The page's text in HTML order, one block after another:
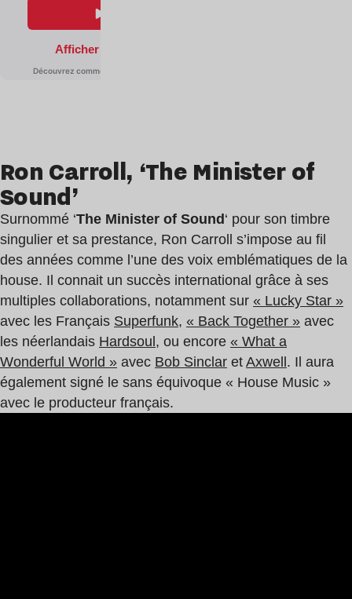
Ron Carroll, ‘The Minister of
Sound’
Surnommé ‘The Minister of Sound ‘ pour son timbre
singulier et sa prestance, Ron Carroll s’impose au fil
des années comme l’une des voix emblématiques de la
house. Il connait un succès international grâce à ses
multiples collaborations, notamment sur « Lucky Star »
avec les Français Superfunk, « Back Together » avec
les néerlandais Hardsoul , ou encore « What a
Wonderful World » avec Bob Sinclar et Axwell . Il aura
également signé le sans équivoque « House Music »
avec le producteur français.